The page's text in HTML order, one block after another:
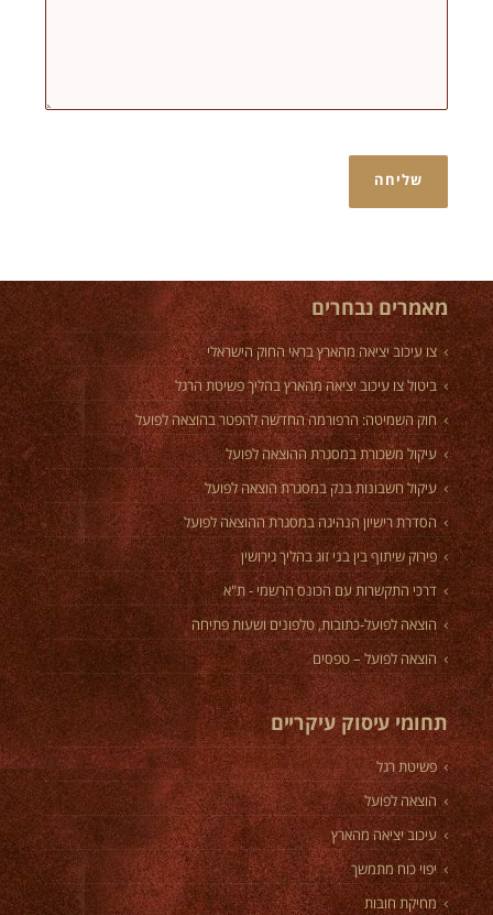
מאמרים נבחרים
צו עיכוב יציאה מהארץ בראי החוק הישראלי
ביטול צו עיכוב יציאה מהארץ בהליך פשיטת הרגל
חוק השמיטה: הרפורמה החדשה להפטר בהוצאה לפועל
עיקול משכורת במסגרת ההוצאה לפועל
עיקול חשבונות בנק במסגרת הוצאה לפועל
הסדרת רישיון הנהיגה במסגרת ההוצאה לפועל
פירוק שיתוף בין בני זוג בהליך גירושין
דרכי התקשרות עם הכונס הרשמי - ת"א
הוצאה לפועל-כתובות, טלפונים ושעות פתיחה
הוצאה לפועל – טפסים
תחומי עיסוק עיקריים
פשיטת רגל
הוצאה לפועל
עיכוב יציאה מהארץ
יפוי כוח מתמשך
מחיקת חובות